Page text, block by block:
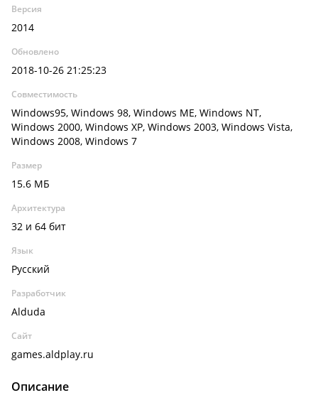
Версия
2014
Обновлено
2018-10-26 21:25:23
Совместимость
Windows95, Windows 98, Windows ME, Windows NT,
Windows 2000, Windows XP, Windows 2003, Windows Vista,
Windows 2008, Windows 7
Размер
15.6 МБ
Архитектура
32 и 64 бит
Язык
Русский
Разработчик
Alduda
Сайт
games.aldplay.ru
Описание